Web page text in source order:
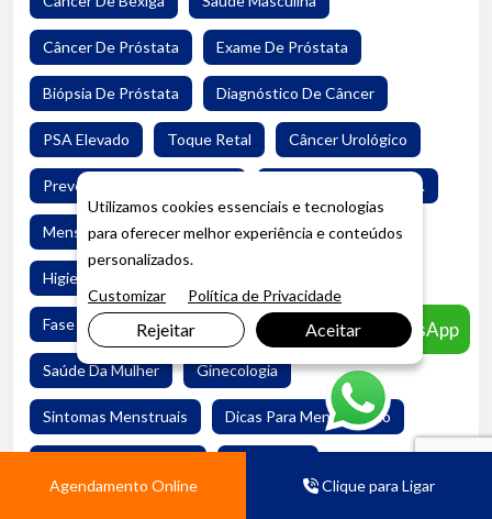
Câncer De Próstata Exame De Próstata
Biópsia De Próstata Diagnóstico De Câncer
PSA Elevado Toque Retal Câncer Urológico
Prevenção Câncer Próstata Procedimento Médico.
Menstruação Ciclo Menstrual Saúde Íntima
Higiene Íntima
Fase Folicular Fase Ovulatória Fase Lútea
Saúde Da Mulher Ginecologia
Sintomas Menstruais Dicas Para Menstruação
Agendamento Online Clique para Ligar
Agendar pelo WhatsApp
Utilizamos cookies essenciais e tecnologias
para oferecer melhor experiência e conteúdos
personalizados.
Customizar
Política de Privacidade
Rejeitar Aceitar